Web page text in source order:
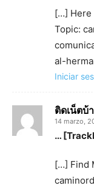
[…] Here
Topic:
al-
Iniciar
ติดเน็ตบ้
14 marzo,
…
[…] Find